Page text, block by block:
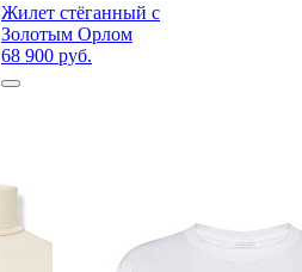
Жилет стёганный с
Золотым Орлом
68 900 руб.